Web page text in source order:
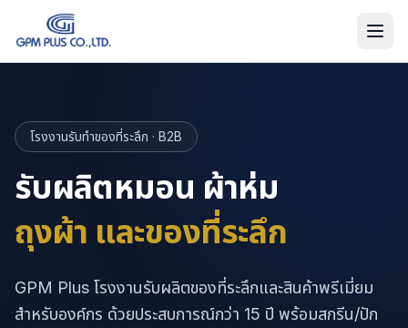
โรงงานรับทำของที่ระลึก · B2B
รับผลิตหมอน ผ้าห่ม
ถุงผ้า และของที่ระลึก
GPM Plus โรงงานรับผลิตของที่ระลึกและสินค้าพรีเมี่ยม
สำหรับองค์กร ด้วยประสบการณ์กว่า 15 ปี พร้อมสกรีน/ปัก